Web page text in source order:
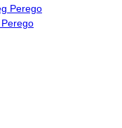
Perego
Perego